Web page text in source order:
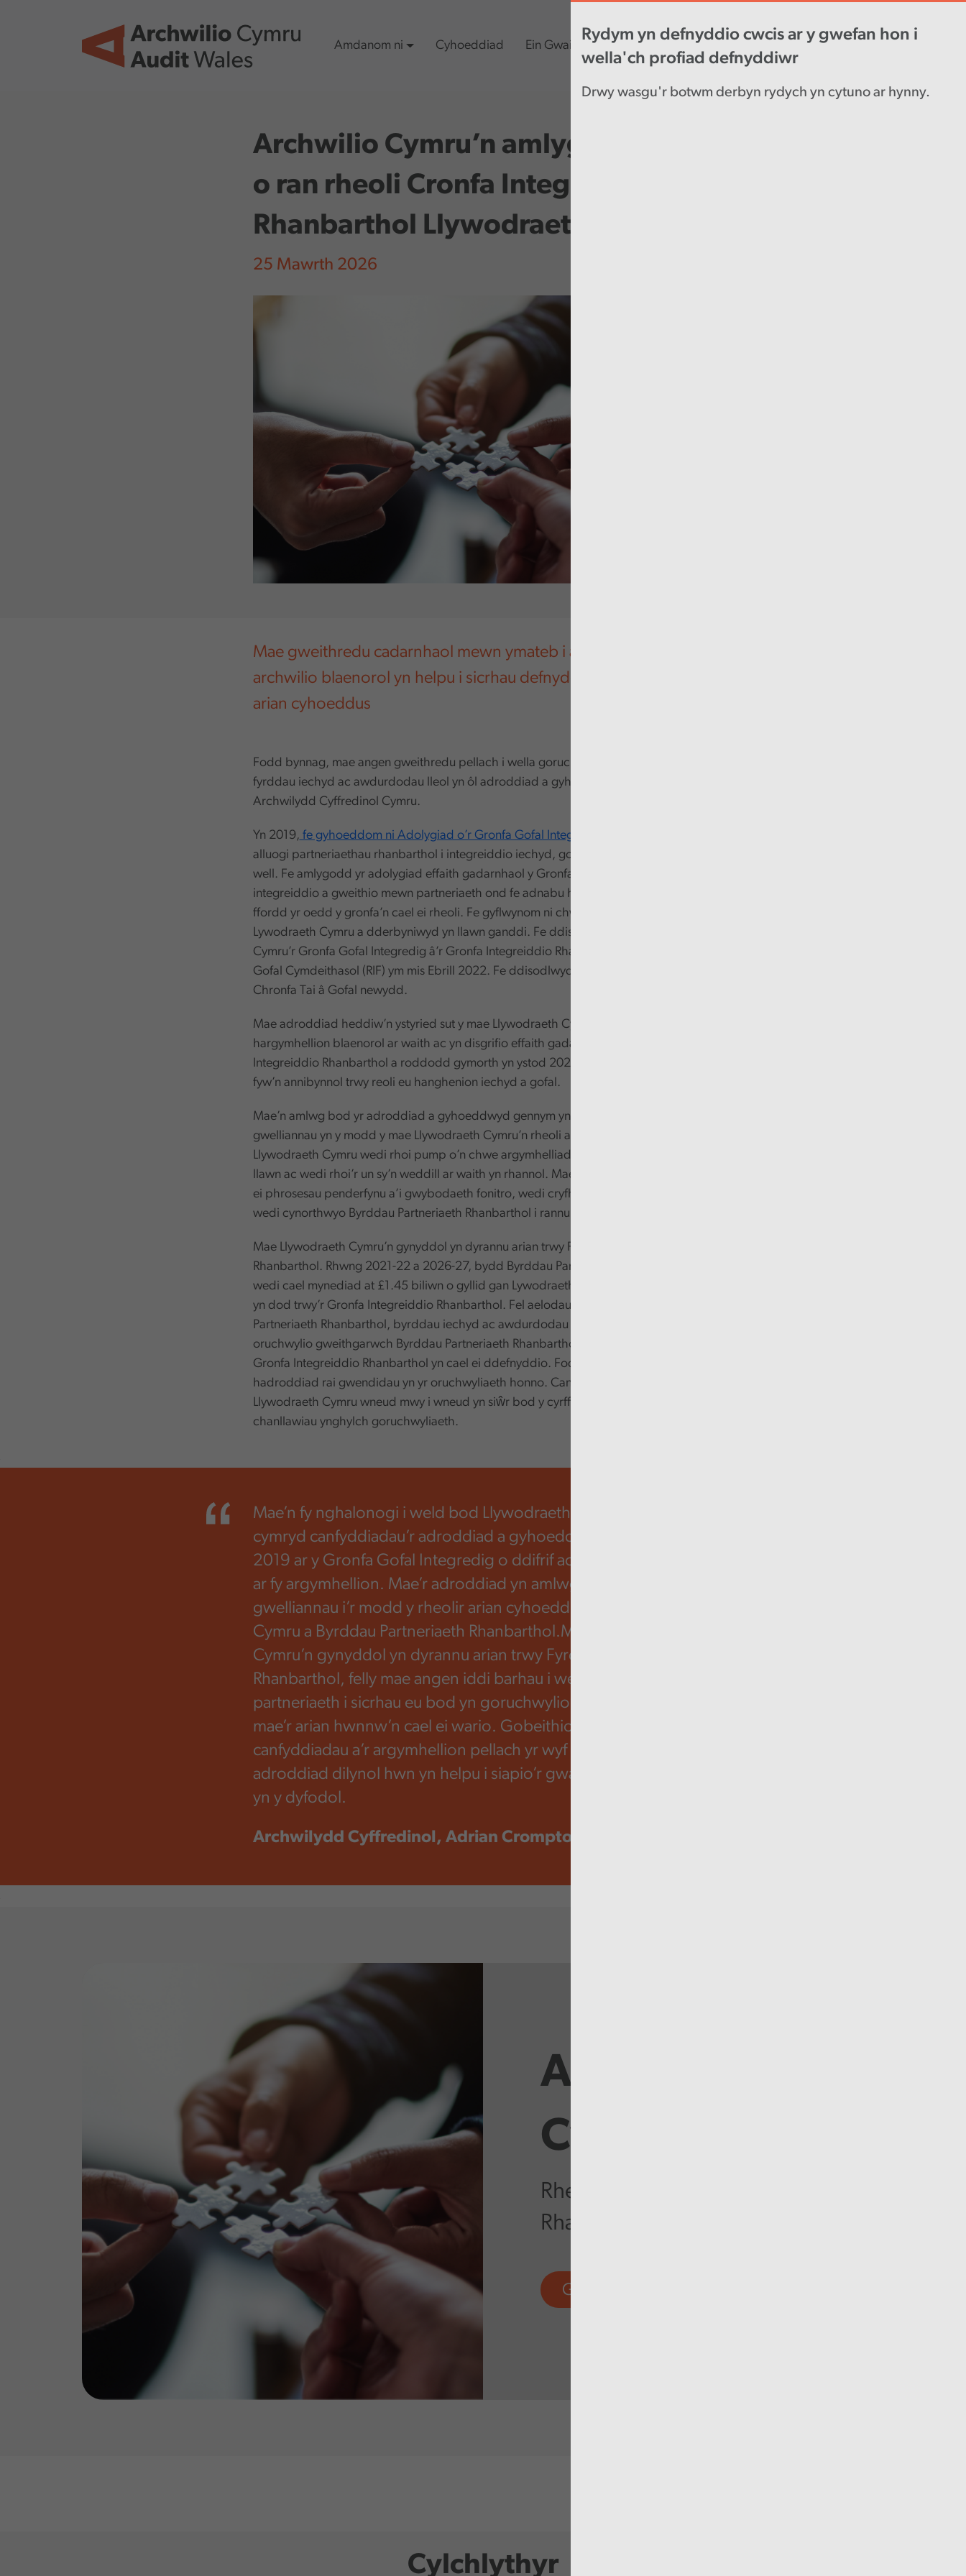
Rydym yn defnyddio cwcis ar y gwefan hon i
wella'ch profiad defnyddiwr
Drwy wasgu'r botwm derbyn rydych yn cytuno ar hynny.
Amdanom ni Cyhoeddiad Ein Gwaith Cynnwys diweddaraf Gyrfaoedd
Archwilio Cymru’n amlygu arfer da
o ran rheoli Cronfa Integreiddio
Rhanbarthol Llywodraeth Cymru
25 Mawrth 2026
Mae gweithredu cadarnhaol mewn ymateb i argymhellion
archwilio blaenorol yn helpu i sicrhau defnydd cadarnhaol o
arian cyhoeddus
Fodd bynnag, mae angen gweithredu pellach i wella goruchwyliaeth ar y Gronfa gan
fyrddau iechyd ac awdurdodau lleol yn ôl adroddiad a gyhoeddwyd heddiw gan
Archwilydd Cyffredinol Cymru.
Yn 2019, fe gyhoeddom ni Adolygiad o’r Gronfa Gofal Integredig (ICF)
alluogi partneriaethau rhanbarthol i integreiddio iechyd, gofal cymdeithasol a thai yn
well. Fe amlygodd yr adolygiad effaith gadarnhaol y Gronfa Gofal Integredig ar wella
integreiddio a gweithio mewn partneriaeth ond fe adnabu hefyd wendidau yn y
ffordd yr oedd y gronfa’n cael ei rheoli. Fe gyflwynom ni chwe argymhelliad i
Lywodraeth Cymru a dderbyniwyd yn llawn ganddi. Fe ddisodlodd Llywodraeth
Cymru’r Gronfa Gofal Integredig â’r Gronfa Integreiddio Rhanbarthol ar gyfer Iechyd a
Gofal Cymdeithasol (RIF) ym mis Ebrill 2022. Fe ddisodlwyd yr elfennau cyfalaf â
Chronfa Tai â Gofal newydd.
Mae adroddiad heddiw’n ystyried sut y mae Llywodraeth Cymru wedi rhoi ein
hargymhellion blaenorol ar waith ac yn disgrifio effaith gadarnhaol y Gronfa
Integreiddio Rhanbarthol a roddodd gymorth yn ystod 2024-25 i 181,922 o bobl
fyw’n annibynnol trwy reoli eu hanghenion iechyd a gofal.
Mae’n amlwg bod yr adroddiad a gyhoeddwyd gennym yn 2019 wedi ysgogi
gwelliannau yn y modd y mae Llywodraeth Cymru’n rheoli arian cyhoeddus. Mae
Llywodraeth Cymru wedi rhoi pump o’n chwe argymhelliad blaenorol ar waith yn
llawn ac wedi rhoi’r un sy’n weddill ar waith yn rhannol. Mae wedi gwella amseroldeb
ei phrosesau penderfynu a’i gwybodaeth fonitro, wedi cryfhau ei goruchwyliaeth ac
wedi cynorthwyo Byrddau Partneriaeth Rhanbarthol i rannu gwersi a ddysgwyd.
Mae Llywodraeth Cymru’n gynyddol yn dyrannu arian trwy Fyrddau Partneriaeth
Rhanbarthol. Rhwng 2021-22 a 2026-27, bydd Byrddau Partneriaeth Rhanbarthol
wedi cael mynediad at £1.45 biliwn o gyllid gan Lywodraeth Cymru gyda £731 miliwn
yn dod trwy’r Gronfa Integreiddio Rhanbarthol. Fel aelodau statudol o Fyrddau
Partneriaeth Rhanbarthol, byrddau iechyd ac awdurdodau lleol sy’n gyfrifol am
oruchwylio gweithgarwch Byrddau Partneriaeth Rhanbarthol a sut y mae cyllid y
Gronfa Integreiddio Rhanbarthol yn cael ei ddefnyddio. Fodd bynnag, adnabu ein
hadroddiad rai gwendidau yn yr oruchwyliaeth honno. Canfuom hefyd y gallai
Llywodraeth Cymru wneud mwy i wneud yn siŵr bod y cyrff hynny’n cydymffurfio â’i
chanllawiau ynghylch goruchwyliaeth.
Mae’n fy nghalonogi i weld bod Llywodraeth Cymru wedi
cymryd canfyddiadau’r adroddiad a gyhoeddwyd gennyf yn
2019 ar y Gronfa Gofal Integredig o ddifrif ac wedi gweithredu
ar fy argymhellion. Mae’r adroddiad yn amlwg wedi ysgogi
gwelliannau i’r modd y rheolir arian cyhoeddus gan Lywodraeth
Cymru a Byrddau Partneriaeth Rhanbarthol.Mae Llywodraeth
Cymru’n gynyddol yn dyrannu arian trwy Fyrddau Partneriaeth
Rhanbarthol, felly mae angen iddi barhau i weithio gyda chyrff
partneriaeth i sicrhau eu bod yn goruchwylio’n ddoeth sut y
mae’r arian hwnnw’n cael ei wario. Gobeithio y bydd y
canfyddiadau a’r argymhellion pellach yr wyf wedi’u nodi yn yr
adroddiad dilynol hwn yn helpu i siapio’r gwaith pwysig hwnnw
yn y dyfodol.
Archwilydd Cyffredinol, Adrian Crompton
Adroddiad
Cysylltiedig
Rheoli’r Gronfa Integreiddio
Rhanbarthol
Gweld mwy
Cylchlythyr